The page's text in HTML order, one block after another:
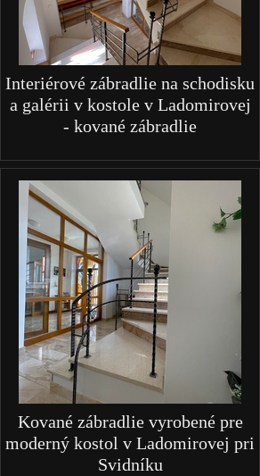
Interiérové zábradlie na schodisku
a galérii v kostole v Ladomirovej
- kované zábradlie
Kované zábradlie vyrobené pre
moderný kostol v Ladomirovej pri
Svidníku